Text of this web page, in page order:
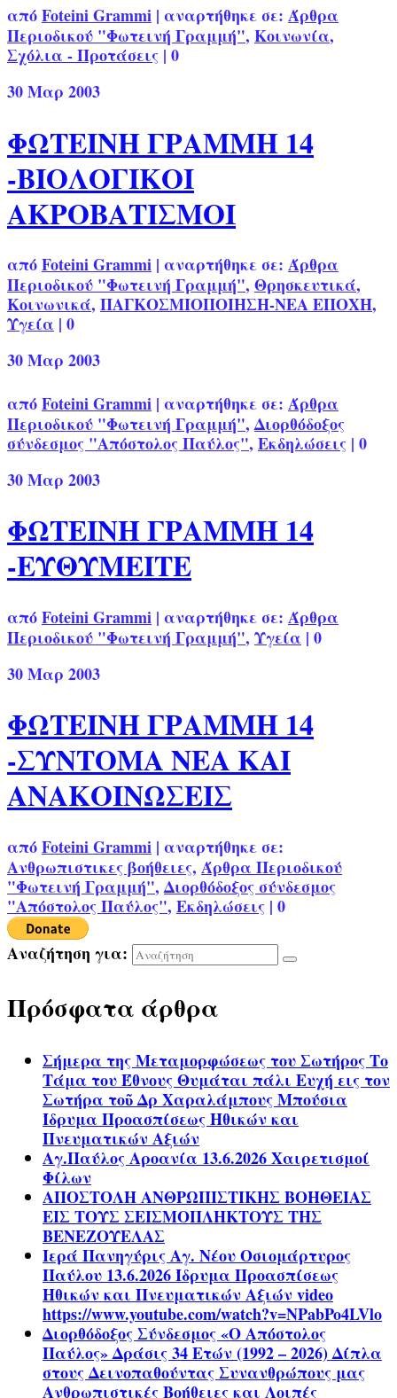
απόFoteini Grammi | αναρτήθηκε σε: Άρθρα
Περιοδικού "Φωτεινή Γραμμή", Κοινωνία,
Σχόλια - Προτάσεις | 0
30Μαρ 2003
ΦΩΤΕΙΝΗ ΓΡΑΜΜΗ 14
-ΒΙΟΛΟΓΙΚΟΙ
ΑΚΡΟΒΑΤΙΣΜΟΙ
απόFoteini Grammi | αναρτήθηκε σε: Άρθρα
Περιοδικού "Φωτεινή Γραμμή", Θρησκευτικά,
Κοινωνικά, ΠΑΓΚΟΣΜΙΟΠΟΙΗΣΗ-ΝΕΑ ΕΠΟΧΗ,
Υγεία | 0
30Μαρ 2003
απόFoteini Grammi | αναρτήθηκε σε: Άρθρα
Περιοδικού "Φωτεινή Γραμμή",Διορθόδοξος
σύνδεσμος "Απόστολος Παύλος", Εκδηλώσεις | 0
30Μαρ 2003
ΦΩΤΕΙΝΗ ΓΡΑΜΜΗ 14
-ΕΥΘΥΜΕΙΤΕ
απόFoteini Grammi | αναρτήθηκε σε: Άρθρα
Περιοδικού "Φωτεινή Γραμμή", Υγεία | 0
30Μαρ 2003
ΦΩΤΕΙΝΗ ΓΡΑΜΜΗ 14
-ΣΥΝΤΟΜΑ ΝΕΑ ΚΑΙ
ΑΝΑΚΟΙΝΩΣΕΙΣ
απόFoteini Grammi | αναρτήθηκε σε:
Ανθρωπιστικες βοήθειες, Άρθρα Περιοδικού
"Φωτεινή Γραμμή",Διορθόδοξος σύνδεσμος
"Απόστολος Παύλος", Εκδηλώσεις | 0
Αναζήτηση για:
Πρόσφατα άρθρα
Σήμερα της Μεταμορφώσεως του Σωτήρος Το
Τάμα του Έθνους Θυμάται πάλι Ευχή εις τον
Σωτήρα τοῦ Δρ Χαραλάμπους Μπούσια
Ίδρυμα Προασπίσεως Ηθικών και
Πνευματικών Αξιών
Αγ.Παύλος Αροανία 13.6.2026 Χαιρετισμοί
Φίλων
ΑΠΟΣΤΟΛΗ ΑΝΘΡΩΠΙΣΤΙΚΗΣ ΒΟΗΘΕΙΑΣ
ΕΙΣ ΤΟΥΣ ΣΕΙΣΜΟΠΛΗΚΤΟΥΣ ΤΗΣ
ΒΕΝΕΖΟΥΕΛΑΣ
Ιερά Πανηγύρις Αγ. Νέου Οσιομάρτυρος
Παύλου 13.6.2026 Ίδρυμα Προασπίσεως
Ηθικών και Πνευματικών Αξιών video
https://www.youtube.com/watch?v=NPabPo4LVlo
Διορθόδοξος Σύνδεσμος «Ο Απόστολος
Παύλος» Δράσις 34 Ετών (1992 – 2026) Δίπλα
στους Δεινοπαθούντας Συνανθρώπους μας
Ανθρωπιστικές Βοήθειες και Λοιπές